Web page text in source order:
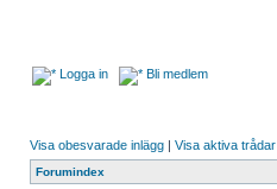
Logga in Bli medlem
Visa obesvarade inlägg | Visa aktiva trådar
Forumindex